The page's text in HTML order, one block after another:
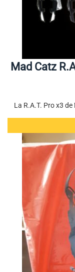
Mad Catz
La R.A.T. Pro x3